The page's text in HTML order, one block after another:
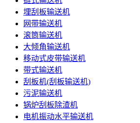
埋刮板输送机
网带输送机
滚筒输送机
大倾角输送机
移动式皮带输送机
带式输送机
刮板机(刮板输送机)
污泥输送机
锅炉刮板除渣机
电机振动水平输送机